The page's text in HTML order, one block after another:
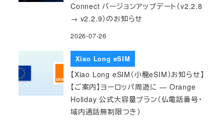
Connect バージョンアップデート（v2.2.8
→ v2.2.9）のお知らせ
2026-07-26
Xiao Long eSIM
【Xiao Long eSIM（小龍eSIM）お知らせ】
【ご案内】ヨーロッパ周遊に — Orange
Holiday 公式大容量プラン（仏電話番号・
域内通話無制限つき）